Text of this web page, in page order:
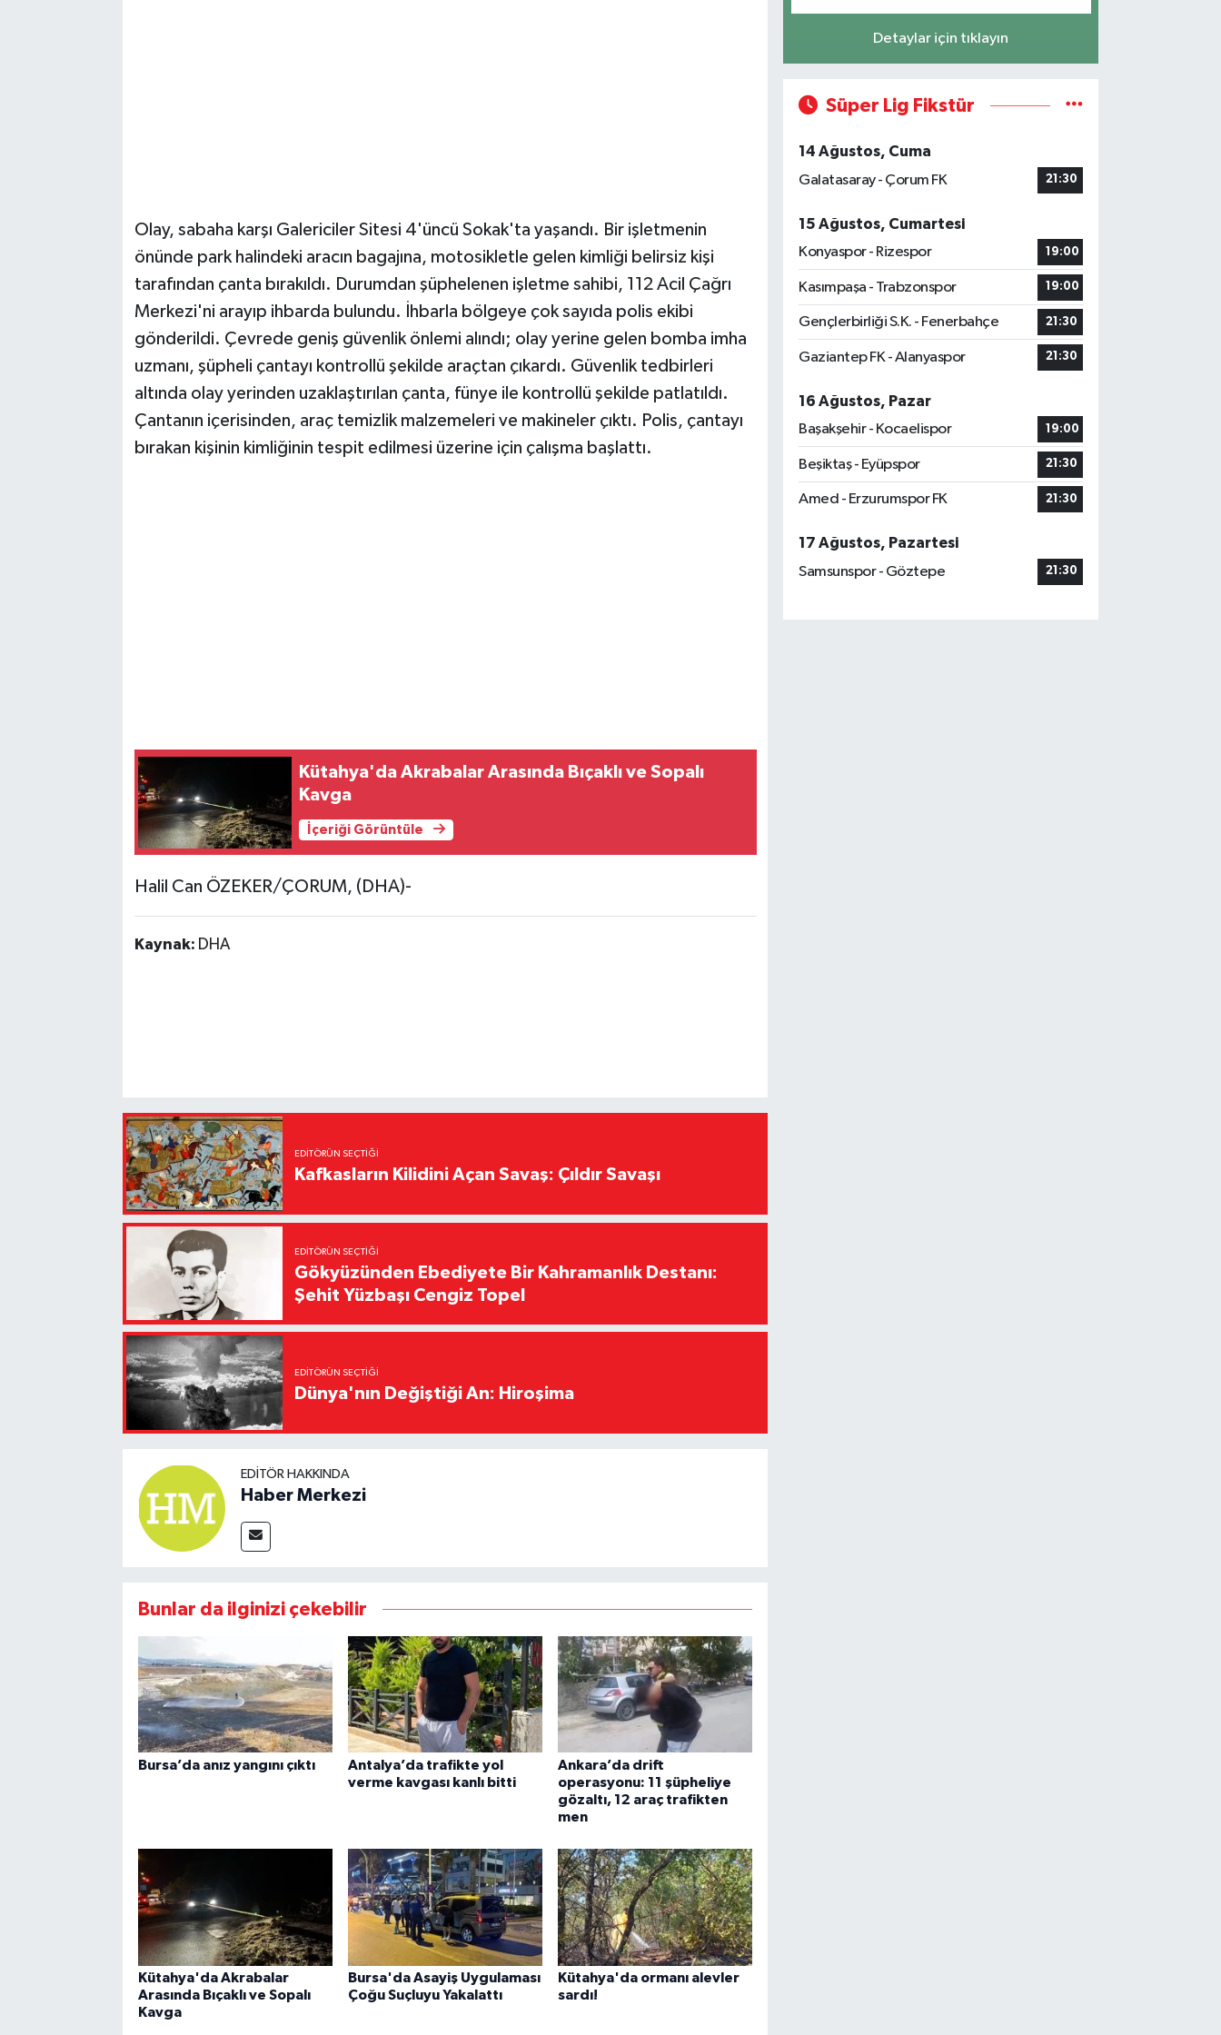
Olay, sabaha karşı Galericiler Sitesi 4'üncü Sokak'ta yaşandı. Bir işletmenin
önünde park halindeki aracın bagajına, motosikletle gelen kimliği belirsiz kişi
tarafından çanta bırakıldı. Durumdan şüphelenen işletme sahibi, 112 Acil Çağrı
Merkezi'ni arayıp ihbarda bulundu. İhbarla bölgeye çok sayıda polis ekibi
gönderildi. Çevrede geniş güvenlik önlemi alındı; olay yerine gelen bomba imha
uzmanı, şüpheli çantayı kontrollü şekilde araçtan çıkardı. Güvenlik tedbirleri
altında olay yerinden uzaklaştırılan çanta, fünye ile kontrollü şekilde patlatıldı.
Çantanın içerisinden, araç temizlik malzemeleri ve makineler çıktı. Polis, çantayı
bırakan kişinin kimliğinin tespit edilmesi üzerine için çalışma başlattı.
Kütahya'da Akrabalar Arasında Bıçaklı ve Sopalı
Kavga
İçeriği Görüntüle
Halil Can ÖZEKER/ÇORUM, (DHA)-
Kaynak: DHA
EDITÖRÜN SEÇTIĞI
Kafkasların Kilidini Açan Savaş: Çıldır Savaşı
EDITÖRÜN SEÇTIĞI
Gökyüzünden Ebediyete Bir Kahramanlık Destanı:
Şehit Yüzbaşı Cengiz Topel
EDITÖRÜN SEÇTIĞI
Dünya'nın Değiştiği An: Hiroşima
EDITÖR HAKKINDA
Haber Merkezi
Bunlar da ilginizi çekebilir
Bursa’da anız yangını çıktı
Antalya’da trafikte yol
verme kavgası kanlı bitti
Ankara’da drift
operasyonu: 11 şüpheliye
gözaltı, 12 araç trafikten
men
Kütahya'da Akrabalar
Arasında Bıçaklı ve Sopalı
Kavga
Bursa'da Asayiş Uygulaması
Çoğu Suçluyu Yakalattı
Kütahya'da ormanı alevler
sardı!
Detaylar için tıklayın
Süper Lig Fikstür
14 Ağustos, Cuma
Galatasaray - Çorum FK
21:30
15 Ağustos, Cumartesi
Konyaspor - Rizespor
19:00
Kasımpaşa - Trabzonspor 19:00
Gençlerbirliği S.K. - Fenerbahçe 21:30
Gaziantep FK - Alanyaspor 21:30
16 Ağustos, Pazar
Başakşehir - Kocaelispor
19:00
Beşiktaş - Eyüpspor 21:30
Amed - Erzurumspor FK 21:30
17 Ağustos, Pazartesi
Samsunspor - Göztepe
21:30